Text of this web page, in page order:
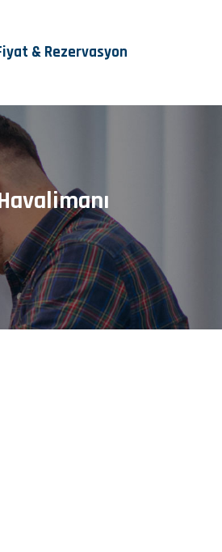
& Rezervasyon